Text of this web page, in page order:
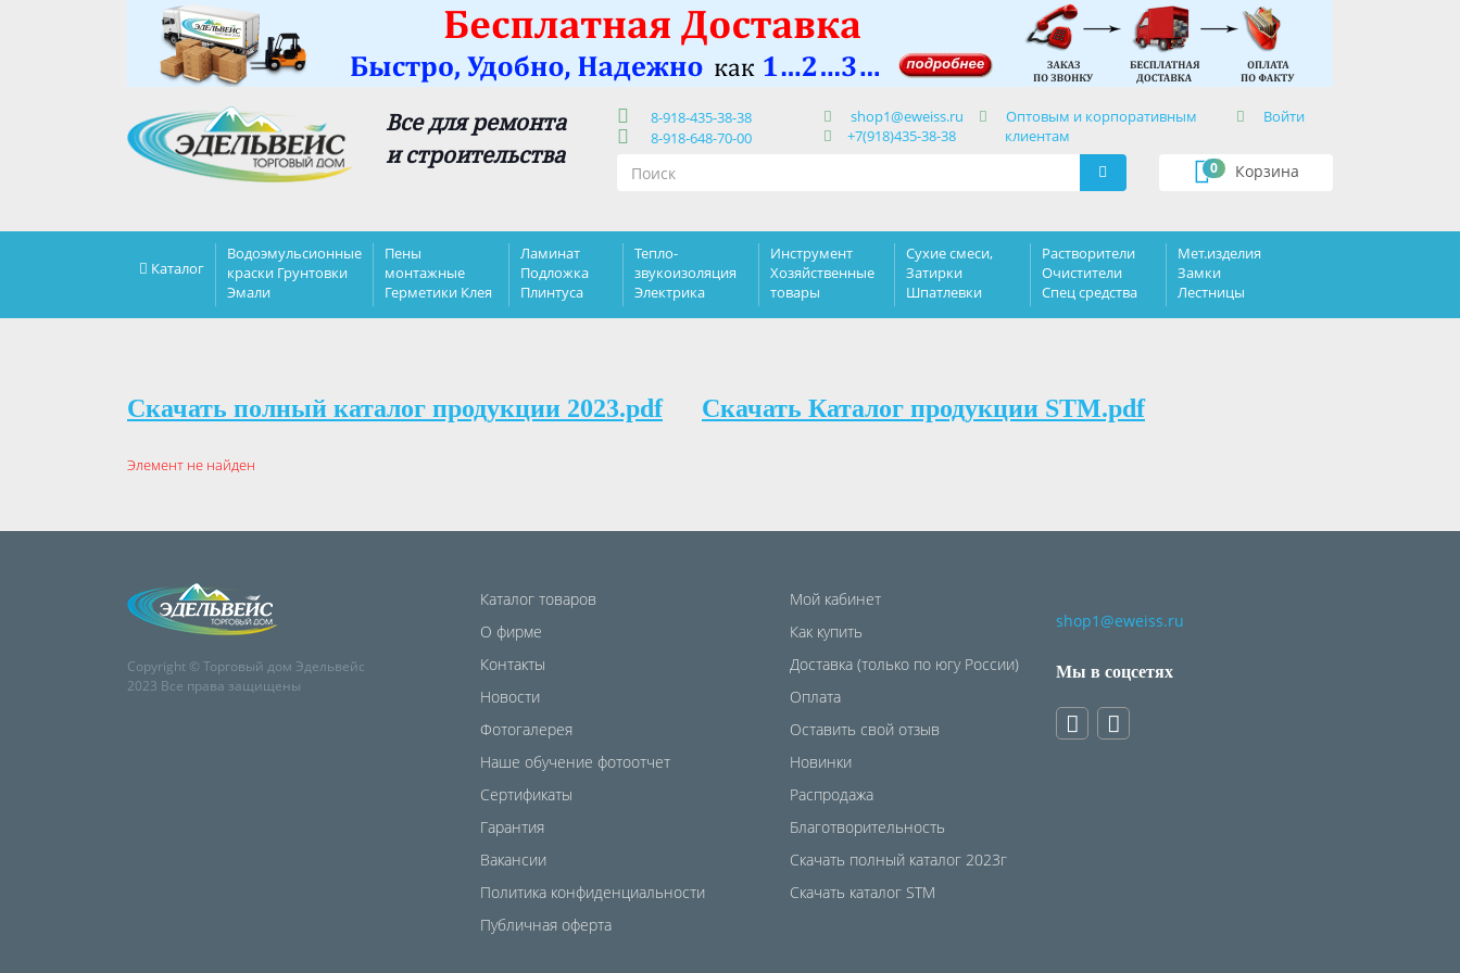
Все для ремонта
и строительства
8-918-435-38-38
8-918-648-70-00
shop1@eweiss.ru
+7(918)435-38-38
Оптовым и корпоративным
клиентам
Войти
Корзина
0
Каталог
Водоэмульсионные
краски Грунтовки
Эмали
Пены
монтажные
Герметики Клея
Ламинат
Подложка
Плинтуса
Тепло-
звукоизоляция
Электрика
Инструмент
Хозяйственные
товары
Сухие смеси,
Затирки
Шпатлевки
Растворители
Очистители
Спец средства
Мет.изделия
Замки
Лестницы
Скачать полный каталог продукции 2023.pdf Скачать Каталог продукции STM.pdf
Элемент не найден
Copyright © Торговый дом Эдельвейс
2023 Все права защищены
Каталог товаров
О фирме
Контакты
Новости
Фотогалерея
Наше обучение фотоотчет
Сертификаты
Гарантия
Вакансии
Политика конфиденциальности
Публичная оферта
Мой кабинет
Как купить
Доставка (только по югу России)
Оплата
Оставить свой отзыв
Новинки
Распродажа
Благотворительность
Скачать полный каталог 2023г
Скачать каталог STM
shop1@eweiss.ru
Мы в соцсетях